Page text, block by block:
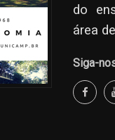
do
área
Siga-